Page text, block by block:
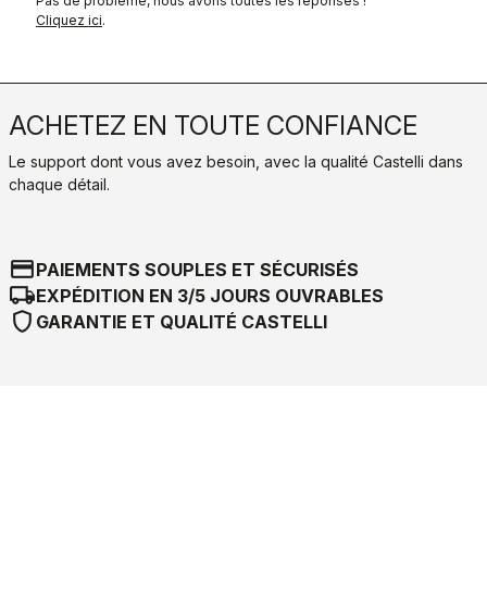
Cliquez ici.
ACHETEZ EN TOUTE CONFIANCE
Le support dont vous avez besoin, avec la qualité Castelli dans
chaque détail.
credit_cardPAIEMENTS SOUPLES ET SÉCURISÉS
local_shippingEXPÉDITION EN 3/5 JOURS OUVRABLES
shield GARANTIE ET QUALITÉ CASTELLI